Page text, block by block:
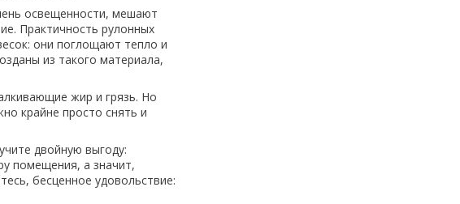
освещенности, мешают
Практичность рулонных
они поглощают тепло и
из такого материала,
жир и грязь. Но
крайне просто снять и
двойную выгоду:
помещения, а значит,
бесценное удовольствие: